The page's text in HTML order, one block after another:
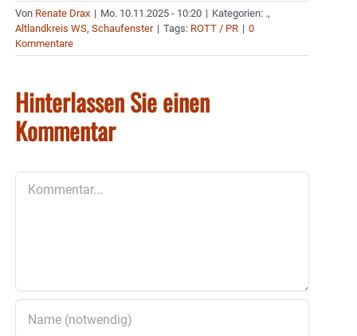
Von Renate Drax | Mo. 10.11.2025 - 10:20 | Kategorien: .,
Altlandkreis WS, Schaufenster | Tags: ROTT / PR | 0
Kommentare
Hinterlassen Sie einen
Kommentar